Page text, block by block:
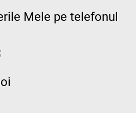
Mele pe telefonul